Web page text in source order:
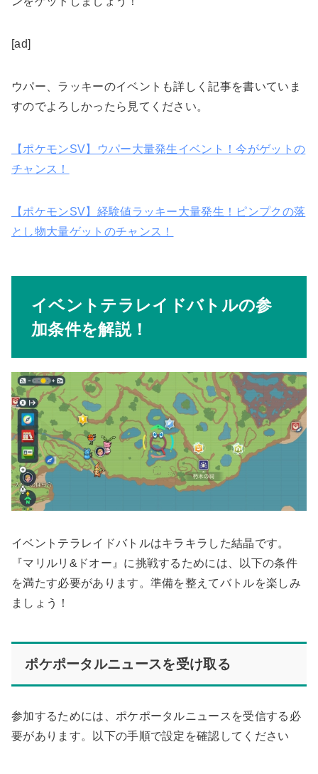
[ad]
ウパー、ラッキーのイベントも詳しく記事を書いていま
すのでよろしかったら見てください。
【ポケモンSV】ウパー大量発生イベント！今がゲットの
チャンス！
【ポケモンSV】経験値ラッキー大量発生！ピンプクの落
とし物大量ゲットのチャンス！
イベントテラレイドバトルの参
加条件を解説！
イベントテラレイドバトルはキラキラした結晶です。
『マリルリ&ドオー』に挑戦するためには、以下の条件
を満たす必要があります。準備を整えてバトルを楽しみ
ましょう！
ポケポータルニュースを受け取る
参加するためには、ポケポータルニュースを受信する必
要があります。以下の手順で設定を確認してください